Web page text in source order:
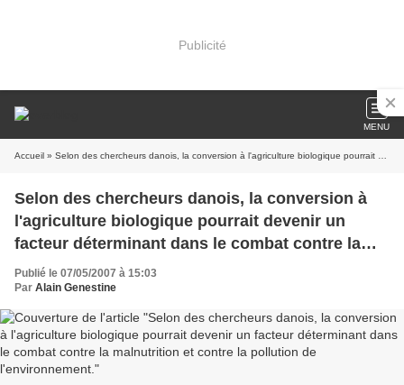
Publicité
MENU
Accueil » Selon des chercheurs danois, la conversion à l'agriculture biologique pourrait devenir un facteur déterminant dans le combat contre la malnutrition et contre la pollution de l'environnement.
Selon des chercheurs danois, la conversion à
l'agriculture biologique pourrait devenir un
facteur déterminant dans le combat contre la
malnutrition et contre la pollution de
l'environnement.
Publié le 07/05/2007 à 15:03
Par Alain Genestine